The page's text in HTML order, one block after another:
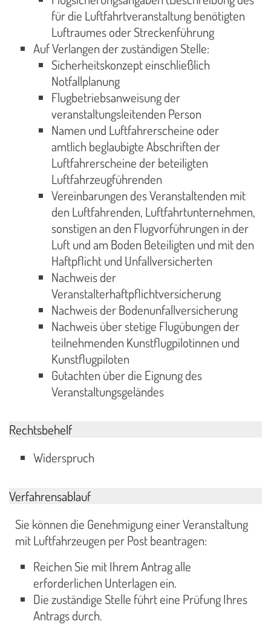
für die Luftfahrtveranstaltung benötigten
Luftraumes oder Streckenführung
Auf Verlangen der zuständigen Stelle:
Sicherheitskonzept einschließlich
Notfallplanung
Flugbetriebsanweisung der
veranstaltungsleitenden Person
Namen und Luftfahrerscheine oder
amtlich beglaubigte Abschriften der
Luftfahrerscheine der beteiligten
Luftfahrzeugführenden
Vereinbarungen des Veranstaltenden mit
den Luftfahrenden, Luftfahrtunternehmen,
sonstigen an den Flugvorführungen in der
Luft und am Boden Beteiligten und mit den
Haftpflicht und Unfallversicherten
Nachweis der
Veranstalterhaftpflichtversicherung
Nachweis der Bodenunfallversicherung
Nachweis über stetige Flugübungen der
teilnehmenden Kunstflugpilotinnen und
Kunstflugpiloten
Gutachten über die Eignung des
Veranstaltungsgeländes
Rechtsbehelf
Widerspruch
Verfahrensablauf
Sie können die Genehmigung einer Veranstaltung
mit Luftfahrzeugen per Post beantragen:
Reichen Sie mit Ihrem Antrag alle
erforderlichen Unterlagen ein.
Die zuständige Stelle führt eine Prüfung Ihres
Antrags durch.